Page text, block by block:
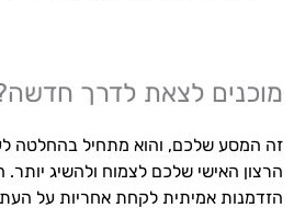
מוכנים לצאת לדרך
זה המסע שלכם, והוא מתחיל בהחלטה
הרצון האישי שלכם לצמוח ולהשיג יותר.
הזדמנות אמיתית לקחת אחריות על